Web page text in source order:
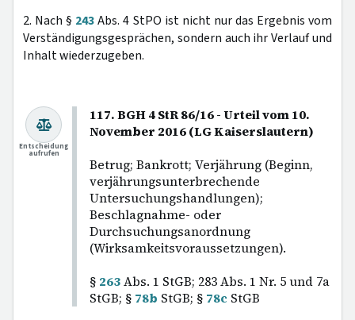
2. Nach § 243Abs. 4 StPO ist nicht nur das Ergebnis vom
Verständigungsgesprächen, sondern auch ihr Verlauf und
Inhalt wiederzugeben.
117. BGH 4 StR 86/16 - Urteil vom 10.
November 2016 (LG Kaiserslautern)
Betrug; Bankrott; Verjährung (Beginn,
verjährungsunterbrechende
Untersuchungshandlungen);
Beschlagnahme- oder
Durchsuchungsanordnung
(Wirksamkeitsvoraussetzungen).
§ 263Abs. 1 StGB; 283 Abs. 1 Nr. 5 und 7a
StGB; § 78b StGB; § 78c StGB
Entscheidung
aufrufen